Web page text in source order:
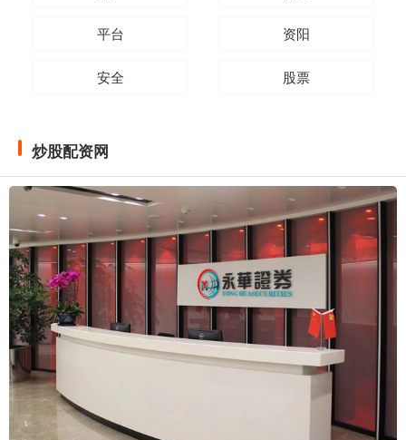
平台 资阳
安全 股票
炒股配资网